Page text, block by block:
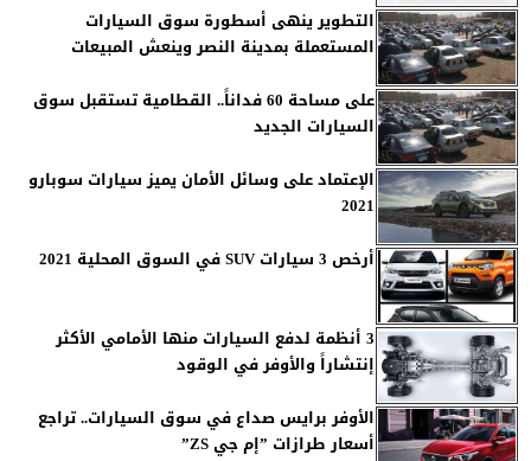
التطوير ينهى أسطورة سوق السيارات
المستعملة بمدينة النصر وينعش المبيعات
على مساحة 60 فداناً.. القطامية تستقبل سوق
السيارات الجديد
الإعتماد على وسائل الأمان يميز سيارات سوبارو
2021
أرخص 3 سيارات SUV في السوق المحلية 2021
3 أنظمة لدفع السيارات منها الأمامي الأكثر
إنتشاراً والأوفر في الوقود
الأوفر برايس صداع في سوق السيارات.. تراجع
أسعار طرازات ”إم جي ZS”